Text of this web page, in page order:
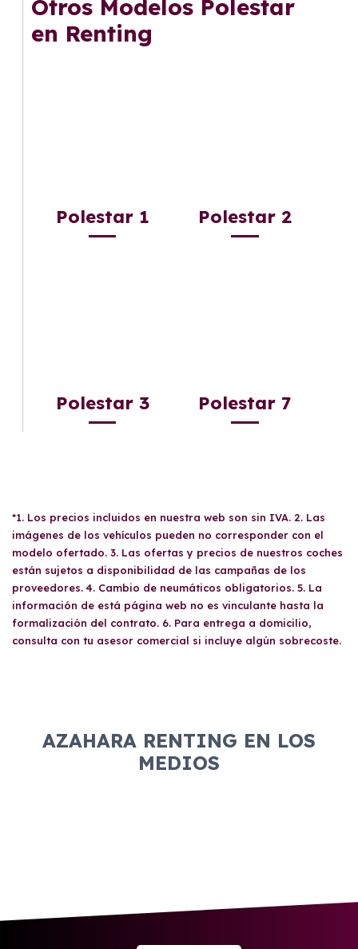
gusta cambiar de coche cada pocos años.
Otros Modelos Polestar
en Renting
Polestar 1 Polestar 2
Polestar 3 Polestar 7
*1. Los precios incluidos en nuestra web son sin IVA. 2. Las
imágenes de los vehículos pueden no corresponder con el
modelo ofertado. 3. Las ofertas y precios de nuestros coches
están sujetos a disponibilidad de las campañas de los
proveedores. 4. Cambio de neumáticos obligatorios. 5. La
información de está página web no es vinculante hasta la
formalización del contrato. 6. Para entrega a domicilio,
consulta con tu asesor comercial si incluye algún sobrecoste.
AZAHARA RENTING EN LOS
MEDIOS